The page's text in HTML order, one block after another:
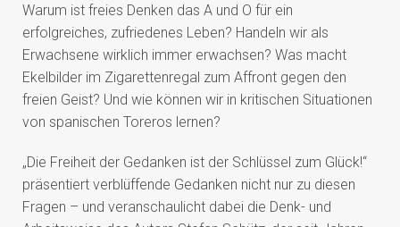
Warum ist freies Denken das A und O für ein
erfolgreiches, zufriedenes Leben? Handeln wir als
Erwachsene wirklich immer erwachsen? Was macht
Ekelbilder im Zigarettenregal zum Affront gegen den
freien Geist? Und wie können wir in kritischen Situationen
von spanischen Toreros lernen?
„Die Freiheit der Gedanken ist der Schlüssel zum Glück!“
präsentiert verblüffende Gedanken nicht nur zu diesen
Fragen – und veranschaulicht dabei die Denk- und